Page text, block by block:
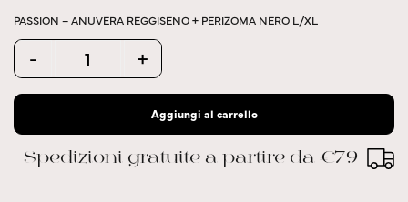
PASSION – ANUVERA REGGISENO + PERIZOMA NERO L/XL
Quantity
- +
Aggiungi al carrello
Spedizioni gratuite a partire da €79